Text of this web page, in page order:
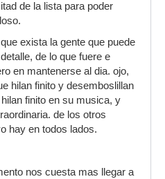
de la lista para poder
exista la gente que puede
de lo que fuere e
en mantenerse al dia. ojo,
hilan finito y desemboslillan
finito en su musica, y
de los otros
hay en todos lados.
nos cuesta mas llegar a